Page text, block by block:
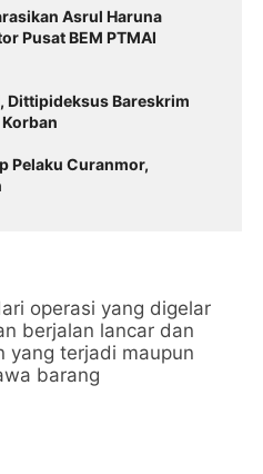
Asrul Haruna
Pusat BEM PTMAI
Dittipideksus Bareskrim
Pelaku Curanmor,
operasi yang digelar
berjalan lancar dan
yang terjadi maupun
barang